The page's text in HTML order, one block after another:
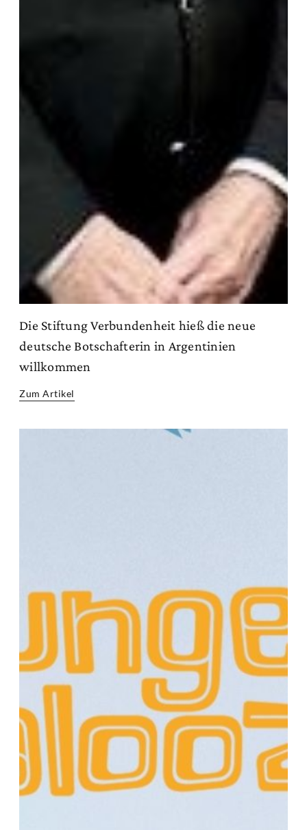
Die Stiftung Verbundenheit hieß die neue
deutsche Botschafterin in Argentinien
willkommen
Zum Artikel